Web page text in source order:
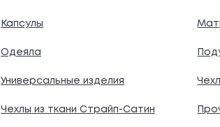
Капсулы
Одеяла
Универсальные изделия
Чехлы из ткани Страйп-Сатин